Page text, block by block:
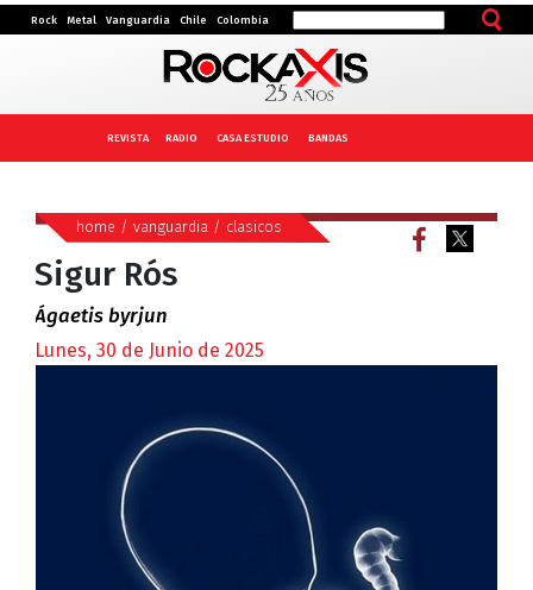
Rock Metal Vanguardia Chile Colombia
REVISTA RADIO CASA ESTUDIO BANDAS
home /vanguardia / clasicos
Sigur Rós
Ágaetis byrjun
Lunes, 30 de Junio de 2025